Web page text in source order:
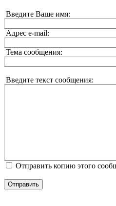
Введите Ваше имя:
Адрес e-mail:
Тема сообщения:
Введите текст сообщения:
Отправить копию этого
Отправить